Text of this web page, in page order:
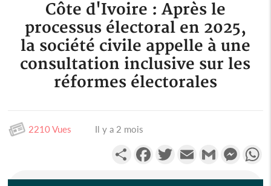
Côte d'Ivoire : Après le
processus électoral en 2025,
la société civile appelle à une
consultation inclusive sur les
réformes électorales
2210 Vues Il y a 2 mois
PartagerFacebookTwitterEmail Gmail